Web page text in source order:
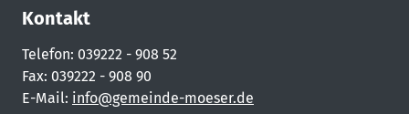
Kontakt
Telefon: 039222 - 908 52
Fax: 039222 - 908 90
E-Mail: info@gemeinde-moeser.de